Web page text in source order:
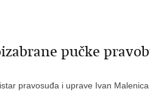
pučke
pravosuđa i uprave Ivan